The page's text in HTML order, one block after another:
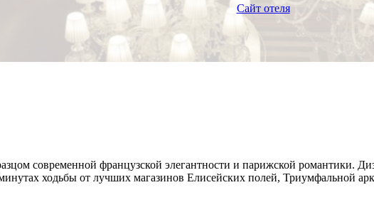
Сайт отеля
современной французской элегантности и парижской романтики.
ходьбы от лучших магазинов Елисейских полей, Триумфальной